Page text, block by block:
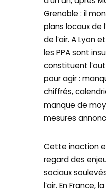
Grenoble : il
plans locaux de
de l’air. A Lyon
les PPA sont
constituent
pour agir :
chiffrés,
manque de
mesures
Cette inaction
regard des
sociaux
l’air. En France,